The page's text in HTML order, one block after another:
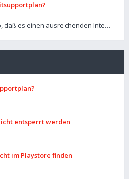
daß es einen ausreichenden Inte…
entsperrt werden
im Playstore finden